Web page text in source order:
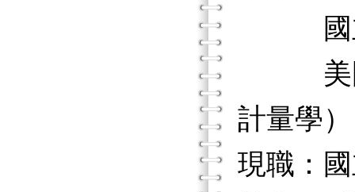
國立
美國
計量學）
現職：